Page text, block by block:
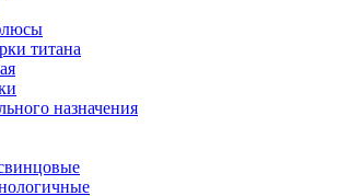
титана
назначения